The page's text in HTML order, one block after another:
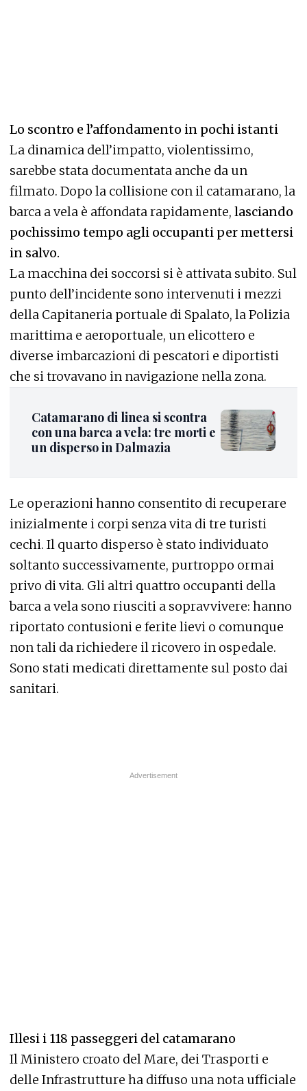
Lo scontro e l’affondamento in pochi istanti
La dinamica dell’impatto, violentissimo,
sarebbe stata documentata anche da un
filmato. Dopo la collisione con il catamarano, la
barca a vela è affondata rapidamente, lasciando
pochissimo tempo agli occupanti per mettersi
in salvo.
La macchina dei soccorsi si è attivata subito. Sul
punto dell’incidente sono intervenuti i mezzi
della Capitaneria portuale di Spalato, la Polizia
marittima e aeroportuale, un elicottero e
diverse imbarcazioni di pescatori e diportisti
che si trovavano in navigazione nella zona.
Catamarano di linea si scontra
con una barca a vela: tre morti e
un disperso in Dalmazia
Le operazioni hanno consentito di recuperare
inizialmente i corpi senza vita di tre turisti
cechi. Il quarto disperso è stato individuato
soltanto successivamente, purtroppo ormai
privo di vita. Gli altri quattro occupanti della
barca a vela sono riusciti a sopravvivere: hanno
riportato contusioni e ferite lievi o comunque
non tali da richiedere il ricovero in ospedale.
Sono stati medicati direttamente sul posto dai
sanitari.
Illesi i 118 passeggeri del catamarano
Il Ministero croato del Mare, dei Trasporti e
delle Infrastrutture ha diffuso una nota ufficiale